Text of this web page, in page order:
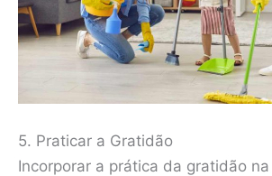
5. Praticar a Gratidão
Incorporar a prática da gratidão